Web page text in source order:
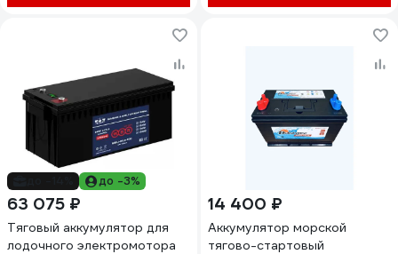
до -3%
63 075 ₽
Тяговый аккумулятор для
лодочного электромотора
14 400 ₽
Аккумулятор морской
тягово-стартовый